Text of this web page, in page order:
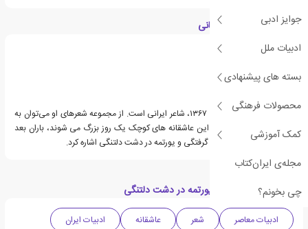
جوایز ادبی
ادبیات ملل
بسته های پیشنهادی
محصولات فرهنگی
کمک آموزشی
مجله‌ی ایران‌کتاب
چی بخونم؟
درباره محسن حسینخانی
محسن حسینخانی متولد ۱۳۶۷، شاعر ایرانی است. از مجموعه شعرهای او می‌توان به
کودکی ام را پس بدهید، این عاشقانه های کوچک یک روز بزرگ می شوند، باران بعد
رفتنت بند نمی آید، زمین گرفتگی و یورتمه در دشت دلتنگی اشاره کرد.
دسته بندی های کتاب یورتمه در دشت دلتنگی
ادبیات معاصر شعر عاشقانه
ادبیات ایران